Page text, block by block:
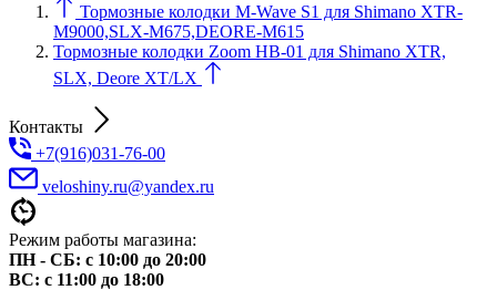
Тормозные колодки M-Wave S1 для Shimano XTR-
М9000,SLX-М675,DEORE-М615
Тормозные колодки Zoom HB-01 для Shimano XTR,
SLX, Deore XT/LX
Контакты
+7(916)031-76-00
veloshiny.ru@yandex.ru
Режим работы магазина:
ПН - СБ: с 10:00 до 20:00
ВС: с 11:00 до 18:00